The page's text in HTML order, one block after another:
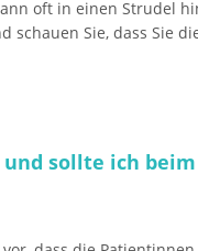
oft in einen Strudel
Sie, dass Sie
sollte ich beim